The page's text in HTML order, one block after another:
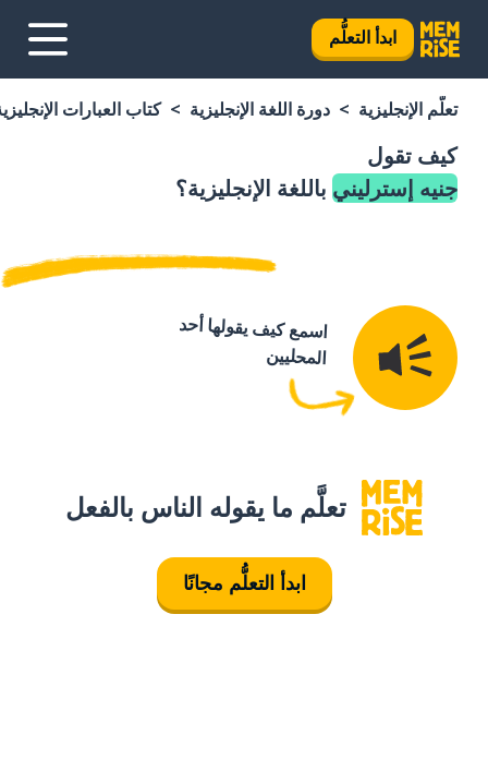
ابدأ التعلُّم
تعلَّم الإنجليزية دورة اللغة الإنجليزية كتاب العبارات
كيف تقول
جنيه إسترليني باللغة الإنجليزية؟
اسمع كيف يقولها أحد
المحليين
تعلَّم ما يقوله الناس بالفعل
ابدأ التعلُّم مجانًا